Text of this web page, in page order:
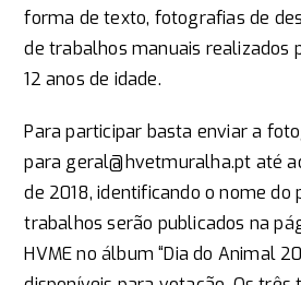
forma de texto, fotografias de
de trabalhos manuais realizados
12 anos de idade.
Para participar basta enviar a
para geral@hvetmuralha.pt até
de 2018, identificando o nome do
trabalhos serão publicados na
HVME no álbum “Dia do Animal